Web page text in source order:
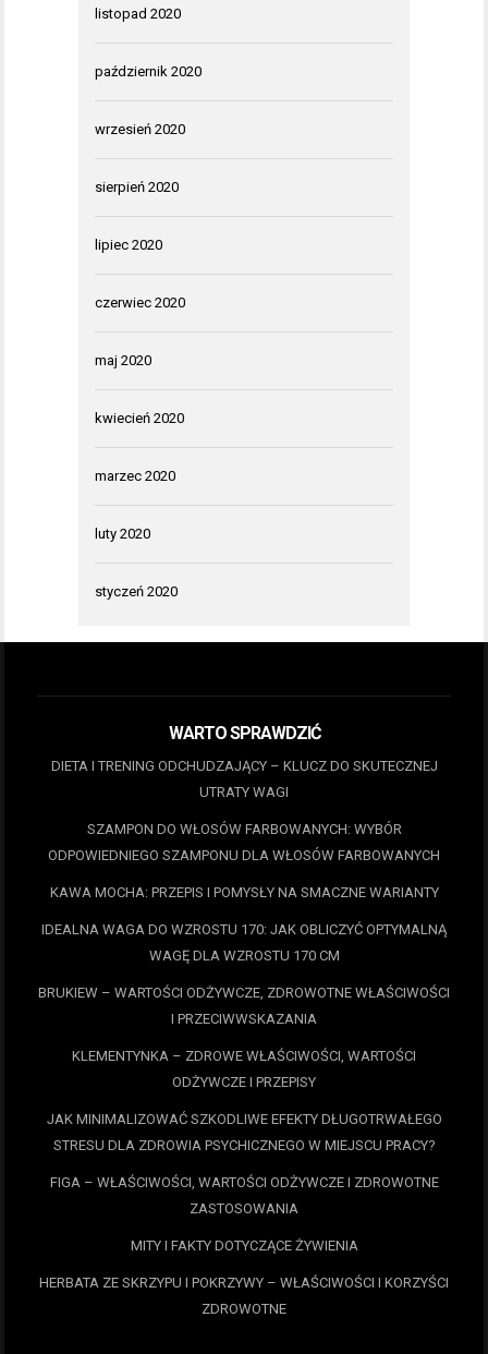
listopad 2020
październik 2020
wrzesień 2020
sierpień 2020
lipiec 2020
czerwiec 2020
maj 2020
kwiecień 2020
marzec 2020
luty 2020
styczeń 2020
WARTO SPRAWDZIĆ
DIETA I TRENING ODCHUDZAJĄCY – KLUCZ DO SKUTECZNEJ
UTRATY WAGI
SZAMPON DO WŁOSÓW FARBOWANYCH: WYBÓR
ODPOWIEDNIEGO SZAMPONU DLA WŁOSÓW FARBOWANYCH
KAWA MOCHA: PRZEPIS I POMYSŁY NA SMACZNE WARIANTY
IDEALNA WAGA DO WZROSTU 170: JAK OBLICZYĆ OPTYMALNĄ
WAGĘ DLA WZROSTU 170 CM
BRUKIEW – WARTOŚCI ODŻYWCZE, ZDROWOTNE WŁAŚCIWOŚCI
I PRZECIWWSKAZANIA
KLEMENTYNKA – ZDROWE WŁAŚCIWOŚCI, WARTOŚCI
ODŻYWCZE I PRZEPISY
JAK MINIMALIZOWAĆ SZKODLIWE EFEKTY DŁUGOTRWAŁEGO
STRESU DLA ZDROWIA PSYCHICZNEGO W MIEJSCU PRACY?
FIGA – WŁAŚCIWOŚCI, WARTOŚCI ODŻYWCZE I ZDROWOTNE
ZASTOSOWANIA
MITY I FAKTY DOTYCZĄCE ŻYWIENIA
HERBATA ZE SKRZYPU I POKRZYWY – WŁAŚCIWOŚCI I KORZYŚCI
ZDROWOTNE